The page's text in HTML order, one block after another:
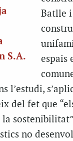
S.A.
Batlle i
espais
l’estudi,
del fet que
no